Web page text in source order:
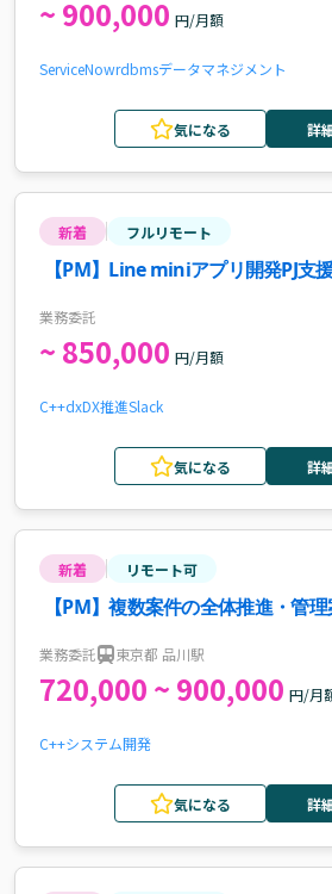
~ 900,000 円/月額
ServiceNowrdbmsデータマネジメント
気になる 詳
新着 フルリモート
【PM】Line miniアプリ開発PJ支
業務委託
~ 850,000 円/月額
C++dxDX推進Slack
気になる 詳
新着 リモート可
【PM】複数案件の全体推進・管
業務委託 東京都 品川駅
720,000 ~ 900,000 円/月
C++システム開発
気になる 詳